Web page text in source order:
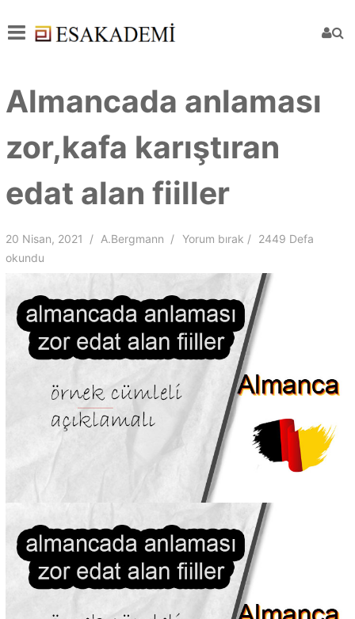
Almancada anlaması
zor,kafa karıştıran
edat alan fiiller
20 Nisan, 2021 A.Bergmann Yorum bırak
2449 Defa
okundu